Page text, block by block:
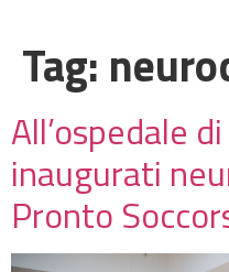
Tag:
All’ospedale
inaugurati
Pronto